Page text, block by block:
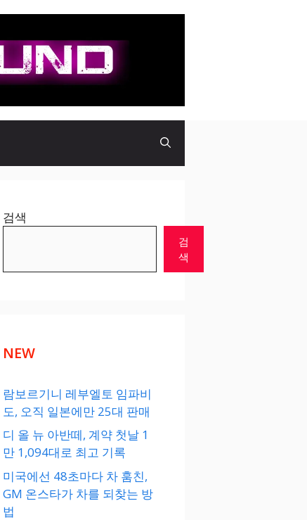
검색
검
색
NEW
람보르기니 레부엘토 임파비
도, 오직 일본에만 25대 판매
디 올 뉴 아반떼, 계약 첫날 1
만 1,094대로 최고 기록
미국에선 48초마다 차 훔친,
GM 온스타가 차를 되찾는 방
법